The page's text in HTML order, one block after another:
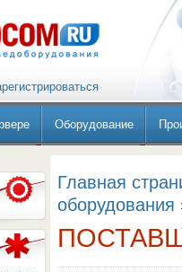
Оборудование
Главная
оборудования